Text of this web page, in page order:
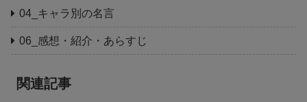
04_キャラ別の名言
06_感想・紹介・あらすじ
関連記事